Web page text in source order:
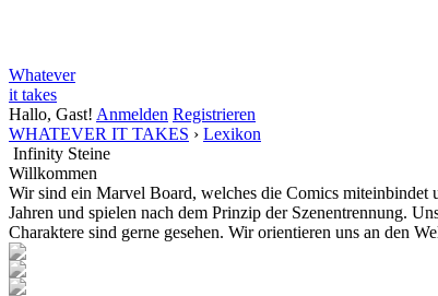
Whatever
it takes
Hallo, Gast! Anmelden Registrieren
WHATEVER IT TAKES › Lexikon
Infinity Steine
Willkommen
Wir sind ein Marvel Board, welches die Comics
Jahren und spielen nach dem Prinzip der Szenentrennung.
Charaktere sind gerne gesehen. Wir orientieren uns an den